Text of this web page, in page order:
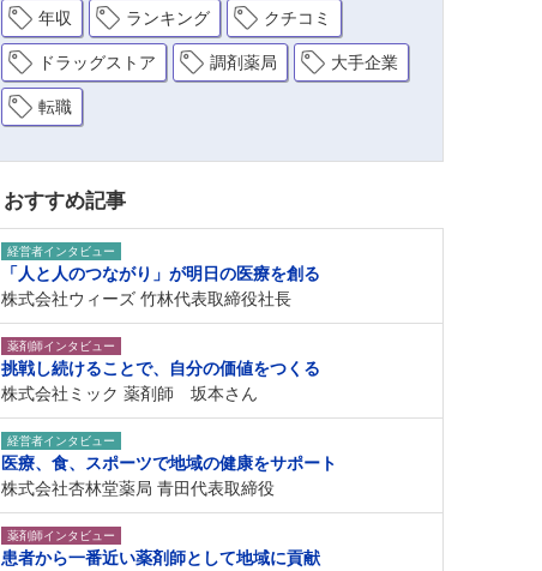
年収 ランキング クチコミ
ドラッグストア 調剤薬局 大手企業
転職
おすすめ記事
経営者インタビュー
「人と人のつながり」が明日の医療を創る
株式会社ウィーズ 竹林代表取締役社長
薬剤師インタビュー
挑戦し続けることで、自分の価値をつくる
株式会社ミック 薬剤師 坂本さん
経営者インタビュー
医療、食、スポーツで地域の健康をサポート
株式会社杏林堂薬局 青田代表取締役
薬剤師インタビュー
患者から一番近い薬剤師として地域に貢献